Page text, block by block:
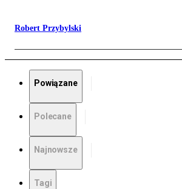
Robert Przybylski
Powiązane
Polecane
Najnowsze
Tagi